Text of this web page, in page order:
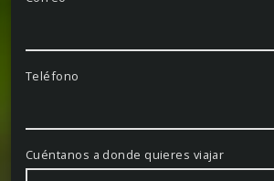
PARQUE DEL CAFÉ
dedicado a la cultura del café.
Teléfono
Cuéntanos a donde quieres viajar